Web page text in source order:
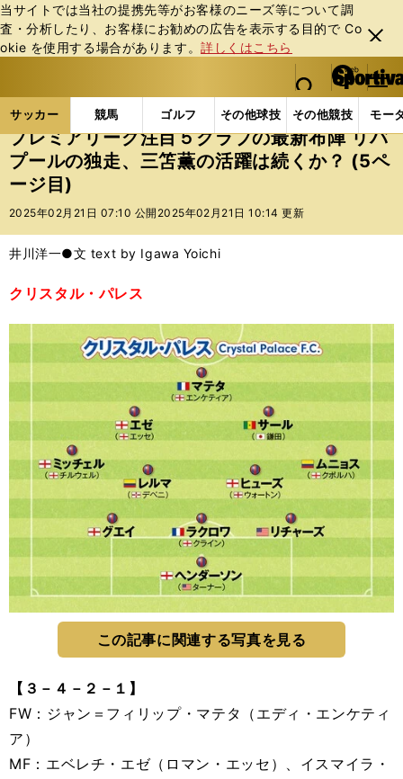
当サイトでは当社の提携先等がお客様のニーズ等について調
査・分析したり、お客様にお勧めの広告を表⽰する⽬的で Co
okie を使⽤する場合があります。詳しくはこちら
閉じ
る
web Sportiva (webスポルティーバ)
検索
マイペ
ー
ジ
メニュ
サッカー 競馬 ゴルフ その他球技 その他競技 モー
ス
ポ
ル
テ
ー
バ
サッカーの記事一覧 海外サッカー 海外サッカー
プレミアリーグ注目５クラブの最新布陣 リバ
プールの独走、三笘薫の活躍は続くか？ (5ペ
ージ目)
2025年02月21日 07:10 公開 2025年02月21日 10:14 更新
井川洋一●文 text by Igawa Yoichi
クリスタル・パレス
この記事に関連する写真を見る
【３－４－２－１】
FW：ジャン＝フィリップ・マテタ（エディ・エンケティ
ア）
MF：エベレチ・エゼ（ロマン・エッセ）、イスマイラ・